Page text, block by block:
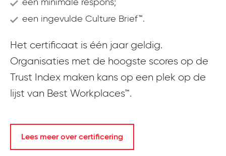
een minimale respons;
een ingevulde Culture Brief™.
Het certificaat is één jaar geldig.
Organisaties met de hoogste scores op de
Trust Index maken kans op een plek op de
lijst van Best Workplaces™.
Lees meer over certificering